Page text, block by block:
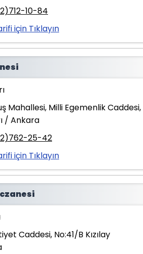
10-84
için Tıklayın
Mahallesi, Milli Egemenlik Caddesi,
/ Ankara
25-42
için Tıklayın
Caddesi, No:41/B Kızılay